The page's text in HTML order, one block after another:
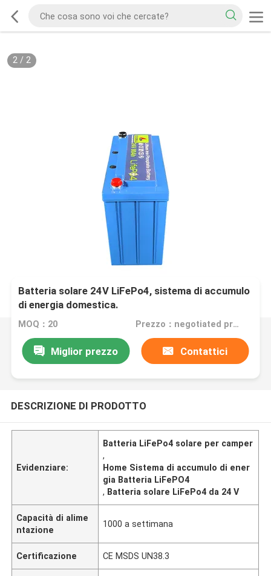
2/ 2
Batteria solare 24V LiFePo4, sistema di accumulo
di energia domestica.
MOQ：20 Prezzo：negotiated price
Miglior prezzo Contattici
DESCRIZIONE DI PRODOTTO
Evidenziare:
Batteria LiFePo4 solare per camper
,
Home Sistema di accumulo di ener
gia Batteria LiFePO4
, Batteria solare LiFePo4 da 24 V
Capacità di alime
ntazione
1000 a settimana
Certificazione CE MSDS UN38.3